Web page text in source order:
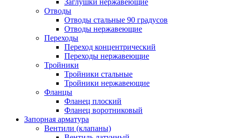
Заглушки нержавеющие
Отводы
Отводы стальные 90 градусов
Отводы нержавеющие
Переходы
Переход концентрический
Переходы нержавеющие
Тройники
Тройники стальные
Тройники нержавеющие
Фланцы
Фланец плоский
Фланец воротниковый
Запорная арматура
Вентили (клапаны)